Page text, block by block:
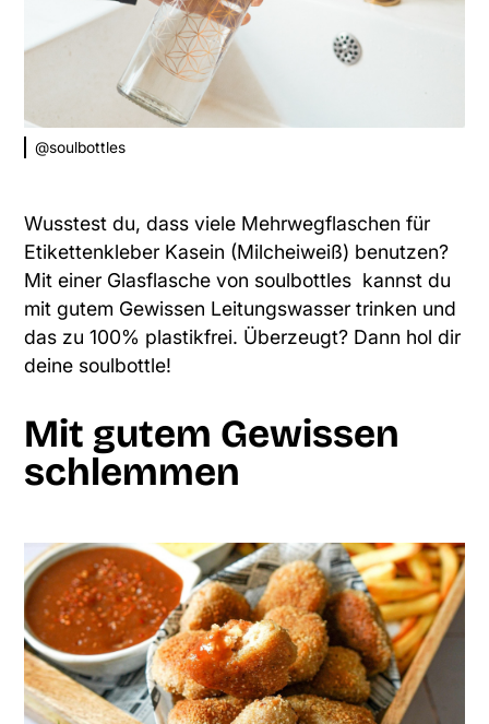
@soulbottles
Wusstest du, dass viele Mehrwegflaschen für
Etikettenkleber Kasein (Milcheiweiß) benutzen?
Mit einer Glasflasche von soulbottles kannst du
mit gutem Gewissen Leitungswasser trinken und
das zu 100% plastikfrei. Überzeugt? Dann hol dir
deine soulbottle!
Mit gutem Gewissen
schlemmen